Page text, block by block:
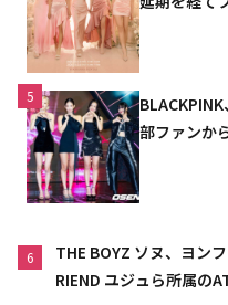
5
部ファンか
6
THE BOYZ ソヌ、ヨン
RIEND ユジュら所属の